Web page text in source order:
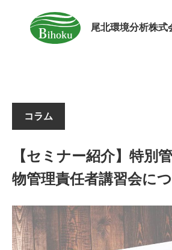
尾北環境分析株式
コラム
【セミナー紹介】特別
物管理責任者講習会に